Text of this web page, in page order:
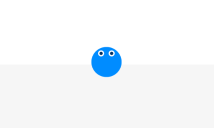
びっぷるのページ